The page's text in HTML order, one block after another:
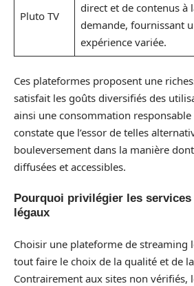
Pluto TV
direct et de contenus à
demande, fournissant
expérience variée.
Ces plateformes proposent une
satisfait les goûts diversifiés des
ainsi une consommation
constate que l’essor de telles
bouleversement dans la manière
diffusées et accessibles.
Pourquoi privilégier les
légaux
Choisir une plateforme de streaming
tout faire le choix de la qualité et de
Contrairement aux sites non vérifiés,